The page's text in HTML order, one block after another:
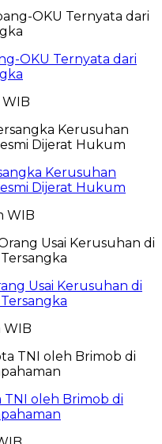
OKU Ternyata dari
WIB
Kerusuhan
Dijerat Hukum
WIB
Usai Kerusuhan di
WIB
oleh Brimob di